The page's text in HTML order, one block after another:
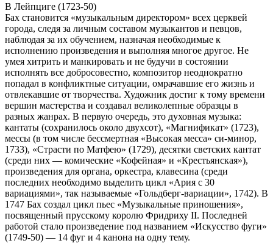
В Лейпциге (1723-50)
Бах становится «музыкальным директором» всех церквей
города, следя за личным составом музыкантов и певцов,
наблюдая за их обучением, назначая необходимые к
исполнению произведения и выполняя многое другое. Не
умея хитрить и манкировать и не будучи в состоянии
исполнять все добросовестно, композитор неоднократно
попадал в конфликтные ситуации, омрачавшие его жизнь и
отвлекавшие от творчества. Художник достиг к тому времени
вершин мастерства и создавал великолепные образцы в
разных жанрах. В первую очередь, это духовная музыка:
кантаты (сохранилось около двухсот), «Магнификат» (1723),
мессы (в том числе бессмертная «Высокая месса» си-минор,
1733), «Страсти по Матфею» (1729), десятки светских кантат
(среди них — комические «Кофейная» и «Крестьянская»),
произведения для органа, оркестра, клавесина (среди
последних необходимо выделить цикл «Ария с 30
вариациями», так называемые «Гольдберг-вариации», 1742). В
1747 Бах создал цикл пьес «Музыкальные приношения»,
посвященный прусскому королю Фридриху II. Последней
работой стало произведение под названием «Искусство фуги»
(1749-50) — 14 фуг и 4 канона на одну тему.